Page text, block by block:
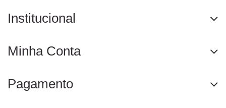
Institucional
Minha Conta
Pagamento